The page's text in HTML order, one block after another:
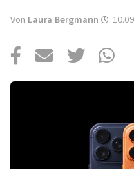
Podcast
Von Laura Bergmann